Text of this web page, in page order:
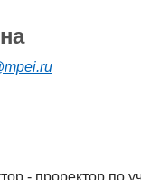
- проректор по